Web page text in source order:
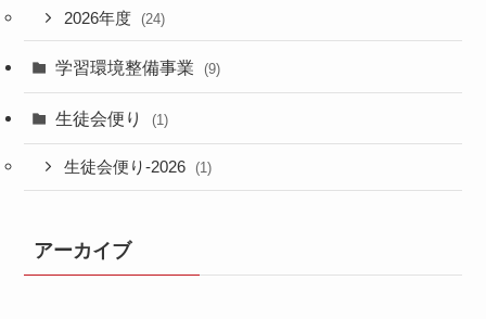
2026年度 (24)
学習環境整備事業 (9)
生徒会便り (1)
生徒会便り-2026 (1)
アーカイブ